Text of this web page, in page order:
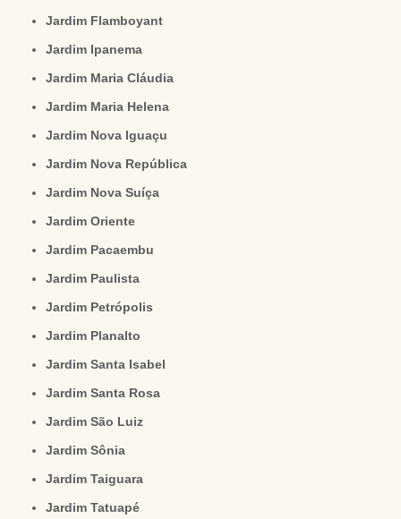
Jardim Flamboyant
Jardim Ipanema
Jardim Maria Cláudia
Jardim Maria Helena
Jardim Nova Iguaçu
Jardim Nova República
Jardim Nova Suíça
Jardim Oriente
Jardim Pacaembu
Jardim Paulista
Jardim Petrópolis
Jardim Planalto
Jardim Santa Isabel
Jardim Santa Rosa
Jardim São Luiz
Jardim Sônia
Jardim Taiguara
Jardim Tatuapé